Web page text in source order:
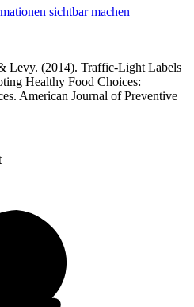
sichtbar machen
Levy. (2014). Traffic-Light Labels
Healthy Food Choices:
American Journal of Preventive